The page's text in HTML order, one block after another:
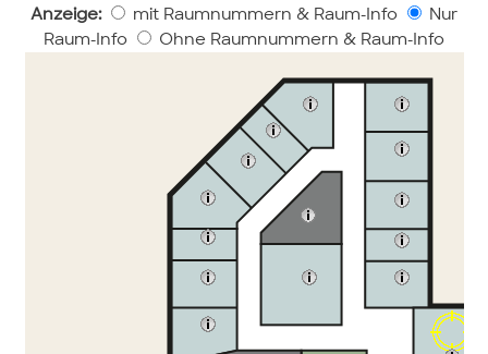
Anzeige: mit Raumnummern & Raum-Info
Nur
Raum-Info
Ohne Raumnummern & Raum-Info